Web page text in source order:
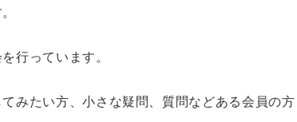
行っています。
みたい方、小さな疑問、質問などある会員の